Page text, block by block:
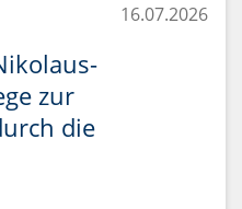
16.07.2026
zur
die